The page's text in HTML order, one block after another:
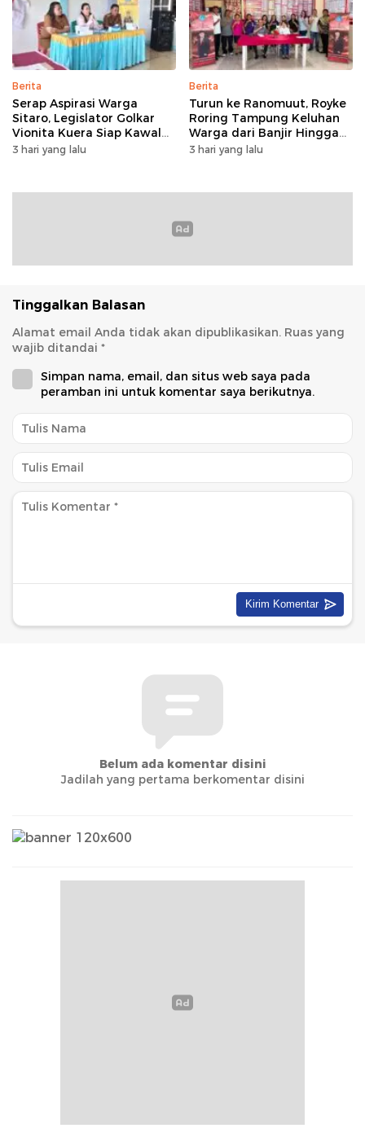
Berita
Serap Aspirasi Warga
Sitaro, Legislator Golkar
Vionita Kuera Siap Kawal
Pembangunan Akses Jalan
3 hari yang lalu
Berita
Turun ke Ranomuut, Royke
Roring Tampung Keluhan
Warga dari Banjir Hingga
Fasilitas Publik
3 hari yang lalu
Tinggalkan Balasan
Alamat email Anda tidak akan dipublikasikan. Ruas yang
wajib ditandai *
Simpan nama, email, dan situs web saya pada
peramban ini untuk komentar saya berikutnya.
Belum ada komentar disini
Jadilah yang pertama berkomentar disini